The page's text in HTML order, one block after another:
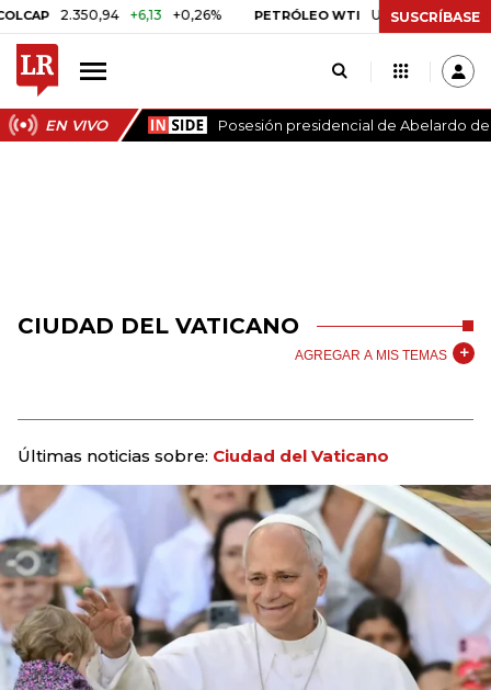
2.350,94 +6,13 +0,26% PETRÓLEO WTI US$ 78,01 US$ 2,92
SUSCRÍBASE
EN VIVO Posesión presidencial de Abelardo de
CIUDAD DEL VATICANO
AGREGAR A MIS TEMAS
Últimas noticias sobre: Ciudad del Vaticano